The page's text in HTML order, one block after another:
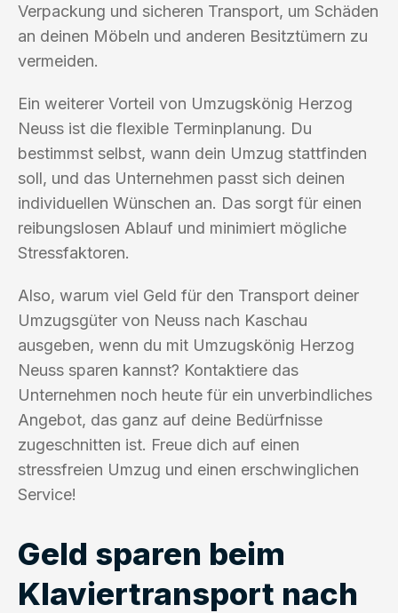
Verpackung und sicheren Transport, um Schäden
an deinen Möbeln und anderen Besitztümern zu
vermeiden.
Ein weiterer Vorteil von Umzugskönig Herzog
Neuss ist die flexible Terminplanung. Du
bestimmst selbst, wann dein Umzug stattfinden
soll, und das Unternehmen passt sich deinen
individuellen Wünschen an. Das sorgt für einen
reibungslosen Ablauf und minimiert mögliche
Stressfaktoren.
Also, warum viel Geld für den Transport deiner
Umzugsgüter von Neuss nach Kaschau
ausgeben, wenn du mit Umzugskönig Herzog
Neuss sparen kannst? Kontaktiere das
Unternehmen noch heute für ein unverbindliches
Angebot, das ganz auf deine Bedürfnisse
zugeschnitten ist. Freue dich auf einen
stressfreien Umzug und einen erschwinglichen
Service!
Geld sparen beim
Klaviertransport nach